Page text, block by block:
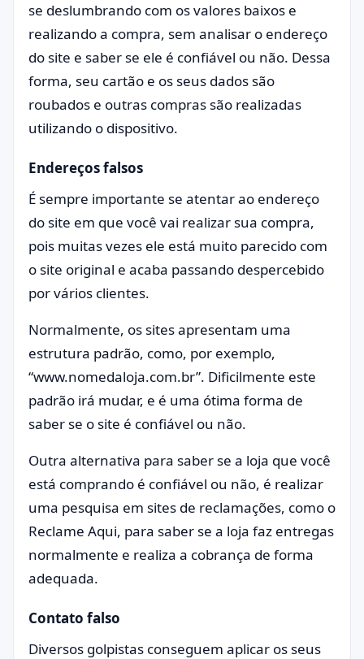
se deslumbrando com os valores baixos e
realizando a compra, sem analisar o endereço
do site e saber se ele é confiável ou não. Dessa
forma, seu cartão e os seus dados são
roubados e outras compras são realizadas
utilizando o dispositivo.
Endereços falsos
É sempre importante se atentar ao endereço
do site em que você vai realizar sua compra,
pois muitas vezes ele está muito parecido com
o site original e acaba passando despercebido
por vários clientes.
Normalmente, os sites apresentam uma
estrutura padrão, como, por exemplo,
“www.nomedaloja.com.br”. Dificilmente este
padrão irá mudar, e é uma ótima forma de
saber se o site é confiável ou não.
Outra alternativa para saber se a loja que você
está comprando é confiável ou não, é realizar
uma pesquisa em sites de reclamações, como o
Reclame Aqui, para saber se a loja faz entregas
normalmente e realiza a cobrança de forma
adequada.
Contato falso
Diversos golpistas conseguem aplicar os seus